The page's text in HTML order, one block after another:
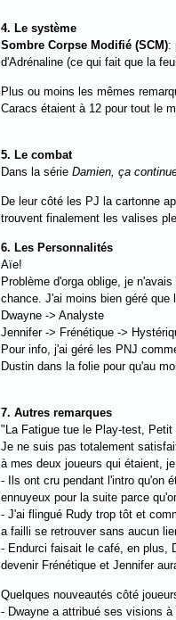
4. Le système
Sombre Corpse Modifié (SCM):
d'Adrénaline (ce qui fait que la
Plus ou moins les mêmes
Caracs étaient à 12 pour tout le
5. Le combat
Dans la série Damien, ça
De leur côté les PJ la cartonne
trouvent finalement les valises
6. Les Personnalités
Aïe!
Problème d'orga oblige, je
chance. J'ai moins bien géré
Dwayne -> Analyste
Jennifer -> Frénétique ->
Pour info, j'ai géré les PNJ
Dustin dans la folie pour qu'au
7. Autres remarques
"La Fatigue tue le Play-test, Petit
Je ne suis pas totalement
à mes deux joueurs qui étaient,
- Ils ont cru pendant l'intro qu'on
ennuyeux pour la suite parce
- J'ai flingué Rudy trop tôt et
a failli se retrouver sans aucun
- Endurci faisait le café, en plus,
devenir Frénétique et Jennifer
Quelques nouveautés côté
- Dwayne a attribué ses visions